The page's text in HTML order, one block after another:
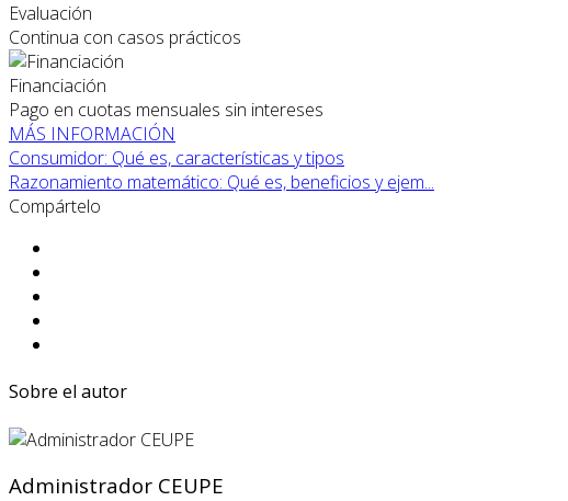
Evaluación
Continua con casos prácticos
Financiación
Pago en cuotas mensuales sin intereses
MÁS INFORMACIÓN
Consumidor: Qué es, características y tipos
Razonamiento matemático: Qué es, beneficios y ejem...
Compártelo
Sobre el autor
Administrador CEUPE